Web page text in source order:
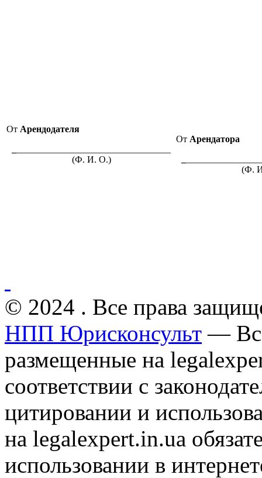
От Арендодателя
(Ф. И. О.)
От Арендатора
(Ф.
© 2024 . Все права
НПП Юрисконсульт —
размещенные на
соответствии с
цитировании и
на legalexpert.in.ua
использовании в